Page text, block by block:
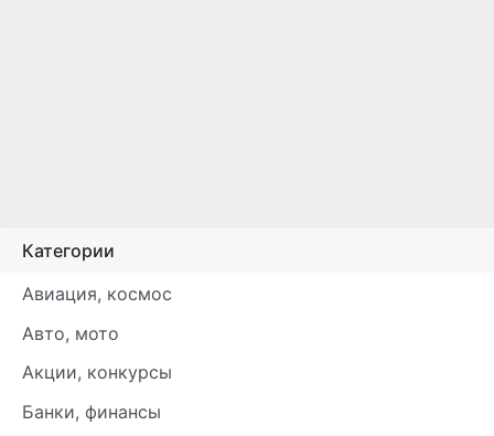
Категории
Авиация, космос
Авто, мото
Акции, конкурсы
Банки, финансы